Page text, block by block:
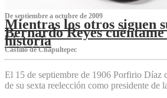
De septiembre a octubre de 2009
Mientras los otros siguen
Bernardo Reyes
historia
Castillo de Chapultepec
El 15 de septiembre de 1906 Porfirio Díaz
de su sexta reelección como presidente de